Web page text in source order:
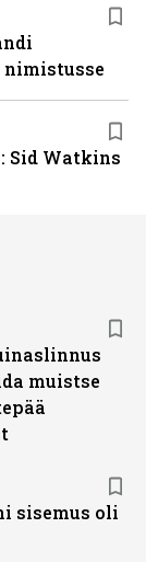
Sid Watkins
muistse
sisemus oli